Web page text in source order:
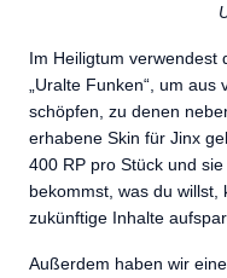
Im Heiligtum verwendest
„Uralte Funken“, um
schöpfen, zu denen
erhabene Skin für Jinx
400 RP pro Stück und
bekommst, was du
zukünftige Inhalte
Außerdem haben wir